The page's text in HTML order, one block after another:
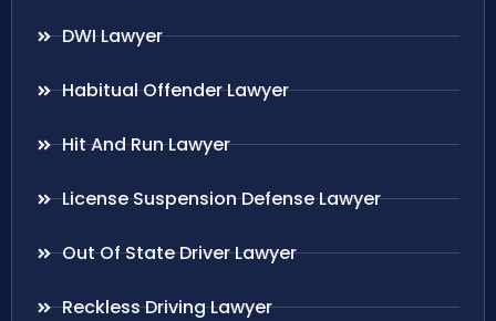
DWI Lawyer
Habitual Offender Lawyer
Hit And Run Lawyer
License Suspension Defense Lawyer
Out Of State Driver Lawyer
Reckless Driving Lawyer